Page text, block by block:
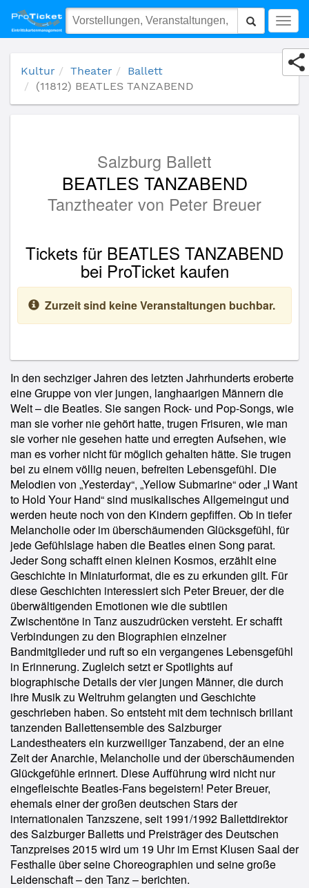
(11812) BEATLES TANZABEND
Kultur Theater
Ballett
(11812) BEATLES TANZABEND
Salzburg Ballett
BEATLES TANZABEND
Tanztheater von Peter Breuer
Tickets für BEATLES TANZABEND
bei ProTicket kaufen
Zurzeit sind keine Veranstaltungen buchbar.
In den sechziger Jahren des letzten Jahrhunderts eroberte
eine Gruppe von vier jungen, langhaarigen Männern die
Welt – die Beatles. Sie sangen Rock- und Pop-Songs, wie
man sie vorher nie gehört hatte, trugen Frisuren, wie man
sie vorher nie gesehen hatte und erregten Aufsehen, wie
man es vorher nicht für möglich gehalten hätte. Sie trugen
bei zu einem völlig neuen, befreiten Lebensgefühl. Die
Melodien von „Yesterday“, „Yellow Submarine“ oder „I Want
to Hold Your Hand“ sind musikalisches Allgemeingut und
werden heute noch von den Kindern gepfiffen. Ob in tiefer
Melancholie oder im überschäumenden Glücksgefühl, für
jede Gefühlslage haben die Beatles einen Song parat.
Jeder Song schafft einen kleinen Kosmos, erzählt eine
Geschichte in Miniaturformat, die es zu erkunden gilt. Für
diese Geschichten interessiert sich Peter Breuer, der die
überwältigenden Emotionen wie die subtilen
Zwischentöne in Tanz auszudrücken versteht. Er schafft
Verbindungen zu den Biographien einzelner
Bandmitglieder und ruft so ein vergangenes Lebensgefühl
in Erinnerung. Zugleich setzt er Spotlights auf
biographische Details der vier jungen Männer, die durch
ihre Musik zu Weltruhm gelangten und Geschichte
geschrieben haben. So entsteht mit dem technisch brillant
tanzenden Ballettensemble des Salzburger
Landestheaters ein kurzweiliger Tanzabend, der an eine
Zeit der Anarchie, Melancholie und der überschäumenden
Glückgefühle erinnert. Diese Aufführung wird nicht nur
eingefleischte Beatles-Fans begeistern! Peter Breuer,
ehemals einer der großen deutschen Stars der
internationalen Tanzszene, seit 1991/1992 Ballettdirektor
des Salzburger Balletts und Preisträger des Deutschen
Tanzpreises 2015 wird um 19 Uhr im Ernst Klusen Saal der
Festhalle über seine Choreographien und seine große
Leidenschaft – den Tanz – berichten.